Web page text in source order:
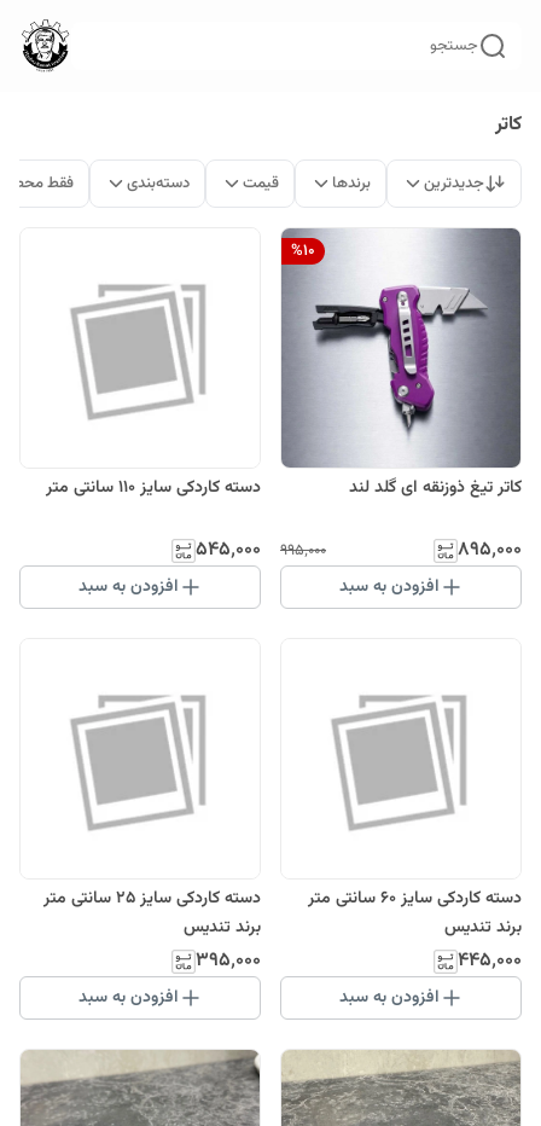
جستجو
کاتر
جدیدترین برندها قیمت دسته‌بندی فقط
%10
کاتر تیغ ذوزنقه ای گلد لند
۸۹۵٬۰۰۰ ۹۹۵٬۰۰۰
افزودن به سبد
دسته کاردکی سایز 110 سانتی متر
۵۴۵٬۰۰۰
افزودن به سبد
دسته کاردکی سایز 60 سانتی متر
برند تندیس
۴۴۵٬۰۰۰
افزودن به سبد
دسته کاردکی سایز 25 سانتی متر
برند تندیس
۳۹۵٬۰۰۰
افزودن به سبد